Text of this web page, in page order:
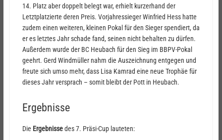
14. Platz aber doppelt belegt war, erhielt kurzerhand der
Letztplatzierte deren Preis. Vorjahressieger Winfried Hess hatte
zudem einen weiteren, kleinen Pokal für den Sieger spendiert, da
er es letztes Jahr schade fand, seinen nicht behalten zu dürfen.
Außerdem wurde der BC Heubach für den Sieg im BBPV-Pokal
geehrt. Gerd Windmüller nahm die Auszeichnung entgegen und
freute sich umso mehr, dass Lisa Kamrad eine neue Trophäe für
dieses Jahr versprach – somit bleibt der Pott in Heubach.
Ergebnisse
Die Ergebnissedes 7. Präsi-Cup lauteten: